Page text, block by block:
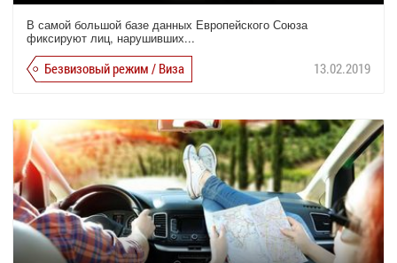
В самой большой базе данных Европейского Союза
фиксируют лиц, нарушивших...
Безвизовый режим / Виза 13.02.2019